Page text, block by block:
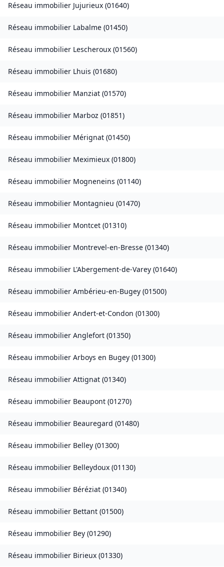
Réseau immobilier Jujurieux (01640)
Réseau immobilier Labalme (01450)
Réseau immobilier Lescheroux (01560)
Réseau immobilier Lhuis (01680)
Réseau immobilier Manziat (01570)
Réseau immobilier Marboz (01851)
Réseau immobilier Mérignat (01450)
Réseau immobilier Meximieux (01800)
Réseau immobilier Mogneneins (01140)
Réseau immobilier Montagnieu (01470)
Réseau immobilier Montcet (01310)
Réseau immobilier Montrevel-en-Bresse (01340)
Réseau immobilier L'Abergement-de-Varey (01640)
Réseau immobilier Ambérieu-en-Bugey (01500)
Réseau immobilier Andert-et-Condon (01300)
Réseau immobilier Anglefort (01350)
Réseau immobilier Arboys en Bugey (01300)
Réseau immobilier Attignat (01340)
Réseau immobilier Beaupont (01270)
Réseau immobilier Beauregard (01480)
Réseau immobilier Belley (01300)
Réseau immobilier Belleydoux (01130)
Réseau immobilier Béréziat (01340)
Réseau immobilier Bettant (01500)
Réseau immobilier Bey (01290)
Réseau immobilier Birieux (01330)